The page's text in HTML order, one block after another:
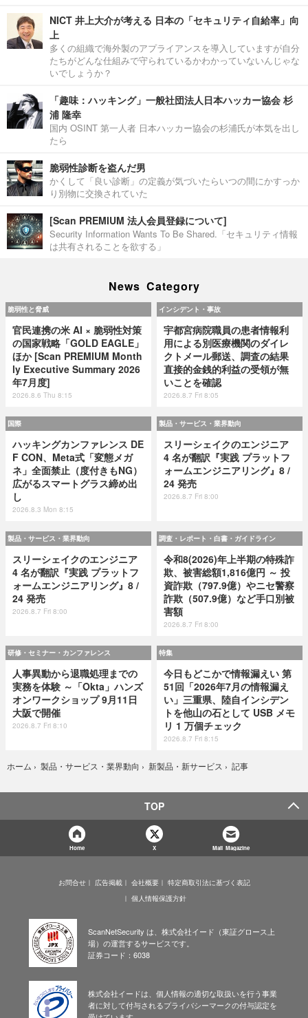
NICT 井上大介が考える 日本の「セキュリティ自給率」向
上
多くの組織で海外製のアプライアンスを導入していますが自分
たちがどんな仕組みで守られているかわかっていないんじゃな
いでしょうか？
「趣味：ハッキング」一般社団法人日本ハッカー協会 杉
浦 隆幸
国内 OSINT 第一人者 日本ハッカー協会の杉浦氏が本気を出し
たら
脆弱性診断を盗んだ男
かくして「良い診断」の定義が気づいたらいつの間にかすっか
り別物に交換されていた
[Scan PREMIUM 法人会員登録について]
Security Information Wants To Be Shared.「セキュリティ情報
は共有されることを欲する」
News Category
脆弱性と脅威
官民連携の米 AI × 脆弱性対策
の国家戦略「GOLD EAGLE」
ほか [Scan PREMIUM Month
ly Executive Summary 2026
年7月度]
2026.8.6 Thu 8:15
インシデント・事故
宇都宮病院職員の患者情報利
用による別医療機関のダイレ
クトメール郵送、調査の結果
直接的金銭的利益の受領が無
いことを確認
2026.8.7 Fri 8:05
国際
ハッキングカンファレンス DE
F CON、Meta式「変態メガ
ネ」全面禁止（度付きもNG）
広がるスマートグラス締め出
し
2026.8.3 Mon 8:15
製品・サービス・業界動向
スリーシェイクのエンジニア
4 名が翻訳『実践 プラットフ
ォームエンジニアリング』8 /
24 発売
2026.8.7 Fri 8:00
製品・サービス・業界動向
スリーシェイクのエンジニア
4 名が翻訳『実践 プラットフ
ォームエンジニアリング』8 /
24 発売
2026.8.7 Fri 8:00
調査・レポート・白書・ガイドライン
令和8(2026)年上半期の特殊詐
欺、被害総額1,816億円 ～ 投
資詐欺（797.9億）やニセ警察
詐欺（507.9億）など手口別被
害額
2026.8.7 Fri 8:00
研修・セミナー・カンファレンス
人事異動から退職処理までの
実務を体験 ～「Okta」ハンズ
オンワークショップ 9月11日
大阪で開催
2026.8.7 Fri 8:10
特集
今日もどこかで情報漏えい 第
51回「2026年7月の情報漏え
い」三重県、陸自インシデン
トを他山の石として USB メモ
リ 1 万個チェック
2026.8.7 Fri 8:15
ホーム › 製品・サービス・業界動向 › 新製品・新サービス › 記事
TOP
Home X Mail Magazine
お問合せ 広告掲載 会社概要
特定商取引法に基づく表記
個人情報保護方針
ScanNetSecurity は、株式会社イード（東証グロース上
場）の運営するサービスです。
証券コード：6038
株式会社イードは、個人情報の適切な取扱いを行う事業
者に対して付与されるプライバシーマークの付与認定を